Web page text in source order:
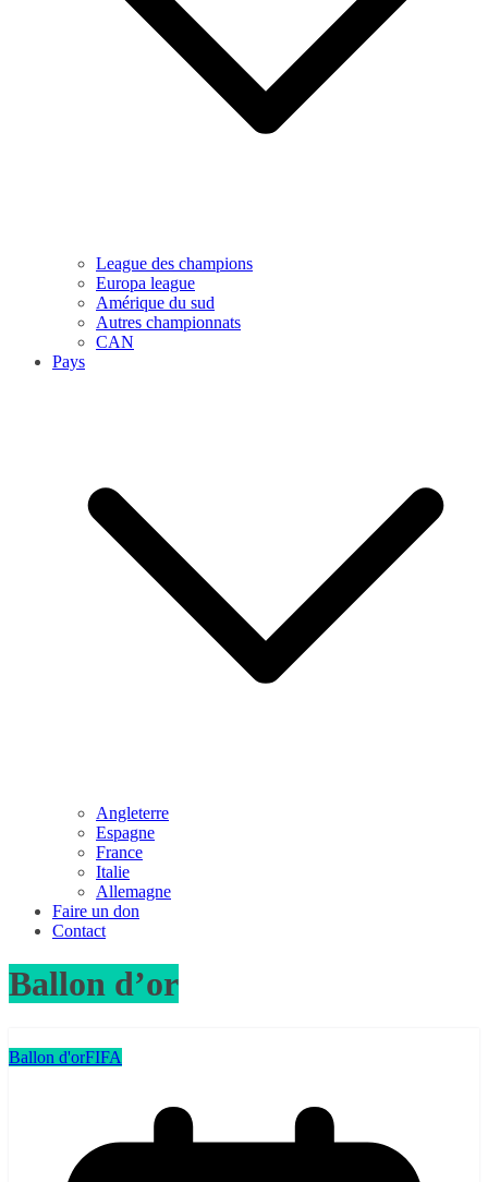
League des champions
Europa league
Amérique du sud
Autres championnats
CAN
Pays
Angleterre
Espagne
France
Italie
Allemagne
Faire un don
Contact
Ballon d’or
Ballon d'orFIFA